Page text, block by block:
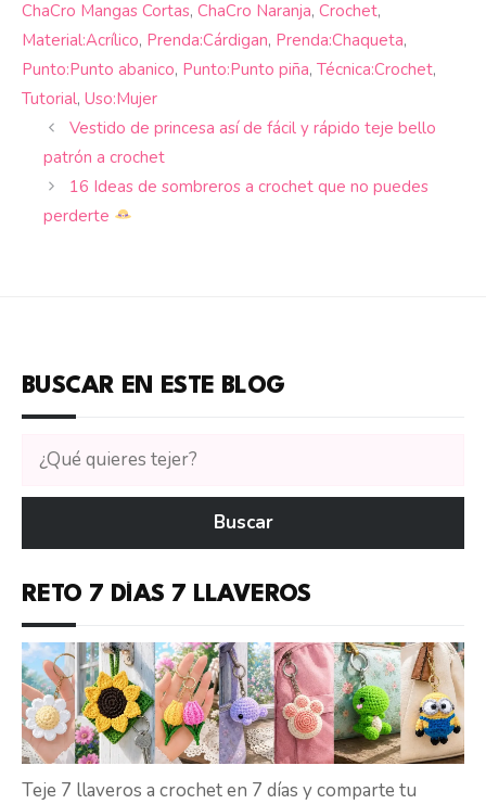
ChaCro Mangas Cortas, ChaCro Naranja, Crochet,
Material:Acrílico, Prenda:Cárdigan, Prenda:Chaqueta,
Punto:Punto abanico, Punto:Punto piña, Técnica:Crochet,
Tutorial, Uso:Mujer
Vestido de princesa así de fácil y rápido teje bello
patrón a crochet
16 Ideas de sombreros a crochet que no puedes
perderte
BUSCAR EN ESTE BLOG
Buscar
tutoriales
en
Buscar
RETO 7 DÍAS 7 LLAVEROS
Teje 7 llaveros a crochet en 7 días y comparte tu